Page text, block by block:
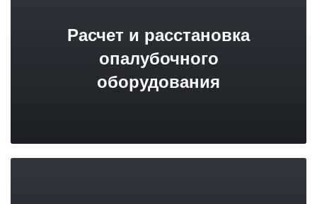
Расчет и расстановка
опалубочного
оборудования